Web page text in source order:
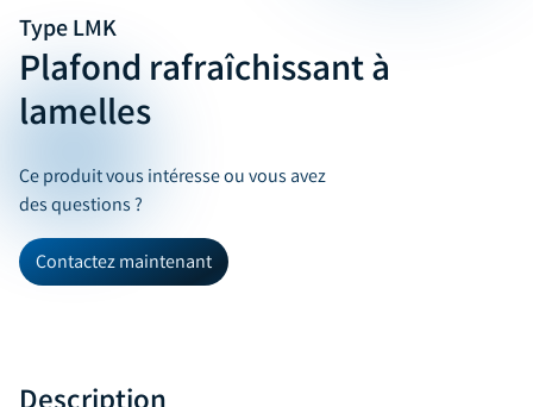
Type LMK
Plafond rafraîchissant à
lamelles
Ce produit vous intéresse ou vous avez
des questions ?
Contactez maintenant
Description